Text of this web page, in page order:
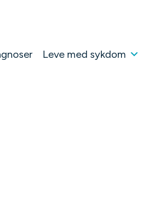
Leve med sykdom